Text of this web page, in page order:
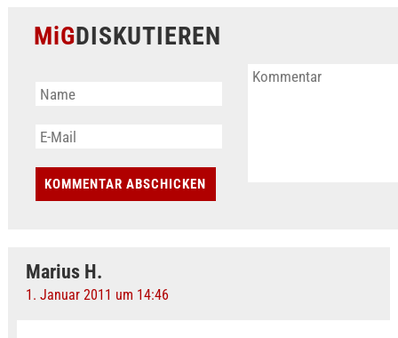
MiGDISKUTIEREN
Marius H.
1. Januar 2011 um 14:46